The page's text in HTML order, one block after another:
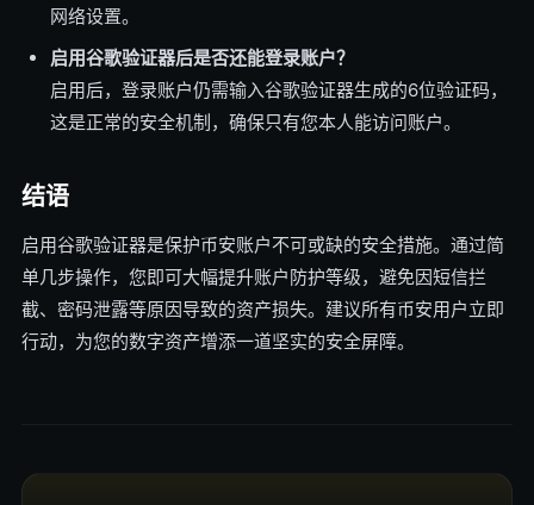
网络设置。
启用谷歌验证器后是否还能登录账户？
启用后，登录账户仍需输入谷歌验证器生成的6位验证码，
这是正常的安全机制，确保只有您本人能访问账户。
结语
启用谷歌验证器是保护币安账户不可或缺的安全措施。通过简
单几步操作，您即可大幅提升账户防护等级，避免因短信拦
截、密码泄露等原因导致的资产损失。建议所有币安用户立即
行动，为您的数字资产增添一道坚实的安全屏障。